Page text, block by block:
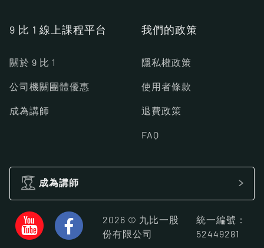
9 比 1 線上課程平台
關於 9 比 1
公司機關團體優惠
成為講師
我們的政策
隱私權政策
使用者條款
退費政策
FAQ
成為講師
2026 © 九比一股
份有限公司
統一編號：
52449281